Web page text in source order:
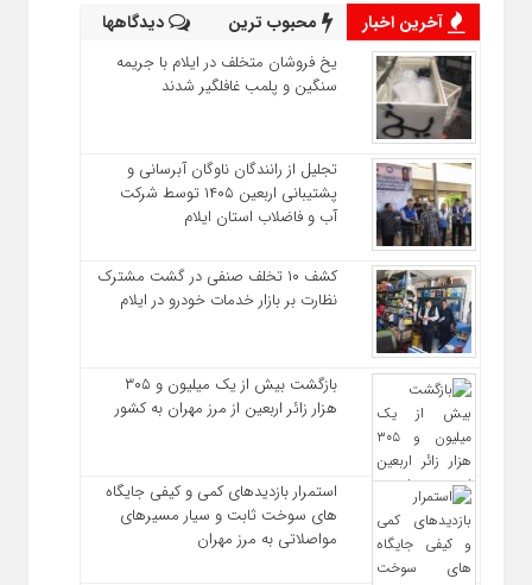
آخرین اخبار محبوب ترین دیدگاهها
یخ‌ فروشان متخلف در ایلام با جریمه
سنگین و پلمب غافلگیر شدند
تجلیل از رانندگان ناوگان آبرسانی و
پشتیبانی اربعین ۱۴۰۵ توسط شرکت
آب و فاضلاب استان ایلام
کشف ۱۰ تخلف صنفی در گشت مشترک
نظارت بر بازار خدمات خودرو در ایلام
بازگشت بیش از یک میلیون و ۳۰۵
هزار زائر اربعین از مرز مهران به کشور
استمرار بازدیدهای کمی و کیفی جایگاه‌
های سوخت ثابت و سیار مسیرهای
مواصلاتی به مرز مهران